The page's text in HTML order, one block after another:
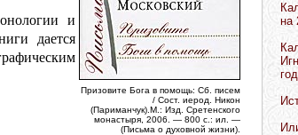
Призовите Бога в помощь: Сб. писем
/ Сост. иерод. Никон
(Париманчук).М.: Изд. Сретенского
монастыря, 2006. — 800 с.: ил. —
(Письма о духовной жизни).
и
дается
на
год